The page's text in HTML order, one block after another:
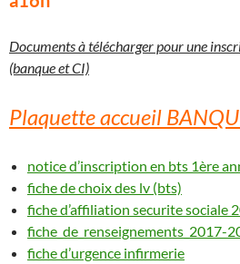
Documents à télécharger pour une
(banque et CI)
Plaquette accueil
notice d’inscription en bts 1ère
fiche de choix des lv (bts)
fiche d’affiliation securite sociale
fiche_de_renseignements_2017-
fiche d’urgence infirmerie